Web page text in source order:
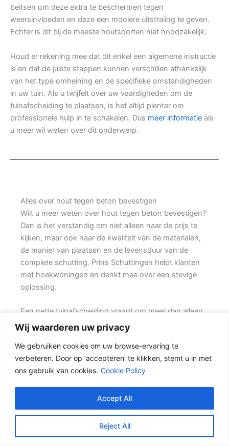
Wij waarderen uw privacy
We gebruiken cookies om uw browse-ervaring te
verbeteren. Door op ‘accepteren’ te klikken, stemt u in met
ons gebruik van cookies. Cookie Policy
Reject All
Accept All
beitsen om deze extra te beschermen tegen
weersinvloeden en deze een mooiere uitstraling te geven.
Echter is dit bij de meeste houtsoorten niet noodzakelijk.
Houd er rekening mee dat dit enkel een algemene instructie
is en dat de juiste stappen kunnen verschillen afhankelijk
van het type omheining en de specifieke omstandigheden
in uw tuin. Als u twijfelt over uw vaardigheden om de
tuinafscheiding te plaatsen, is het altijd pienter om
professionele hulp in te schakelen. Dus meer informatie als
u meer wil weten over dit onderwerp.
Alles over hout tegen beton bevestigen
Wilt u meer weten over hout tegen beton bevestigen?
Dan is het verstandig om niet alleen naar de prijs te
kijken, maar ook naar de kwaliteit van de materialen,
de manier van plaatsen en de levensduur van de
complete schutting. Prins Schuttingen helpt klanten
met hoekwoningen en denkt mee over een stevige
oplossing.
Een nette tuinafscheiding vraagt om meer dan alleen
een paar schermen en palen. Wilt u vooral privacy,
dan is een dichte schutting meestal de beste keuze.
Ook de ondergrond, de lengte van de schutting en de
aanwezigheid van poorten of hoeken hebben invloed
op de beste oplossing.
De juiste keuze voor uw tuin
Voor veel klanten is een hout-beton schutting de
meest gekozen oplossing. {De betonnen onderzijde